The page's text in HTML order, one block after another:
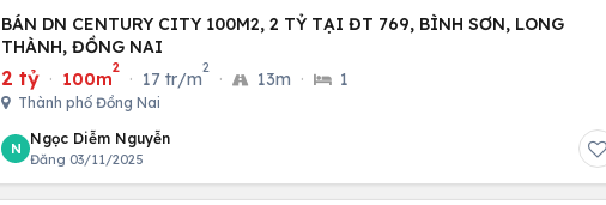
BÁN DN CENTURY CITY 100M2, 2 TỶ TẠI ĐT 769, BÌNH SƠN, LONG
THÀNH, ĐỒNG NAI
2 tỷ · 100m
2
· 17 tr/m
2
· 13m · 1
Thành phố Đồng Nai
N
Ngọc Diễm Nguyễn
Đăng 03/11/2025